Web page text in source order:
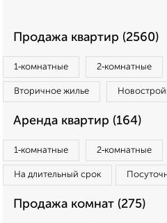
Продажа квартир (2560)
1‑комнатные 2‑комнатные
Вторичное жилье
Аренда квартир (164)
1‑комнатные 2‑комнатные
На длительный срок
Продажа комнат (275)